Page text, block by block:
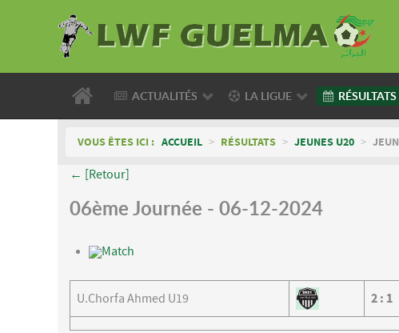
ACTUALITÉS LA LIGUE RÉSULTATS
VOUS ÊTES ICI : ACCUEIL > RÉSULTATS > JEUNES U20 >
← [Retour]
06ème Journée - 06-12-2024
Match
U.Chorfa Ahmed U19 2 : 1